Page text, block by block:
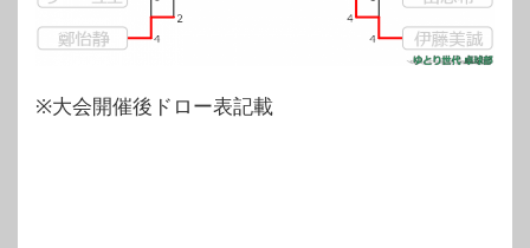
※大会開催後ドロー表記載